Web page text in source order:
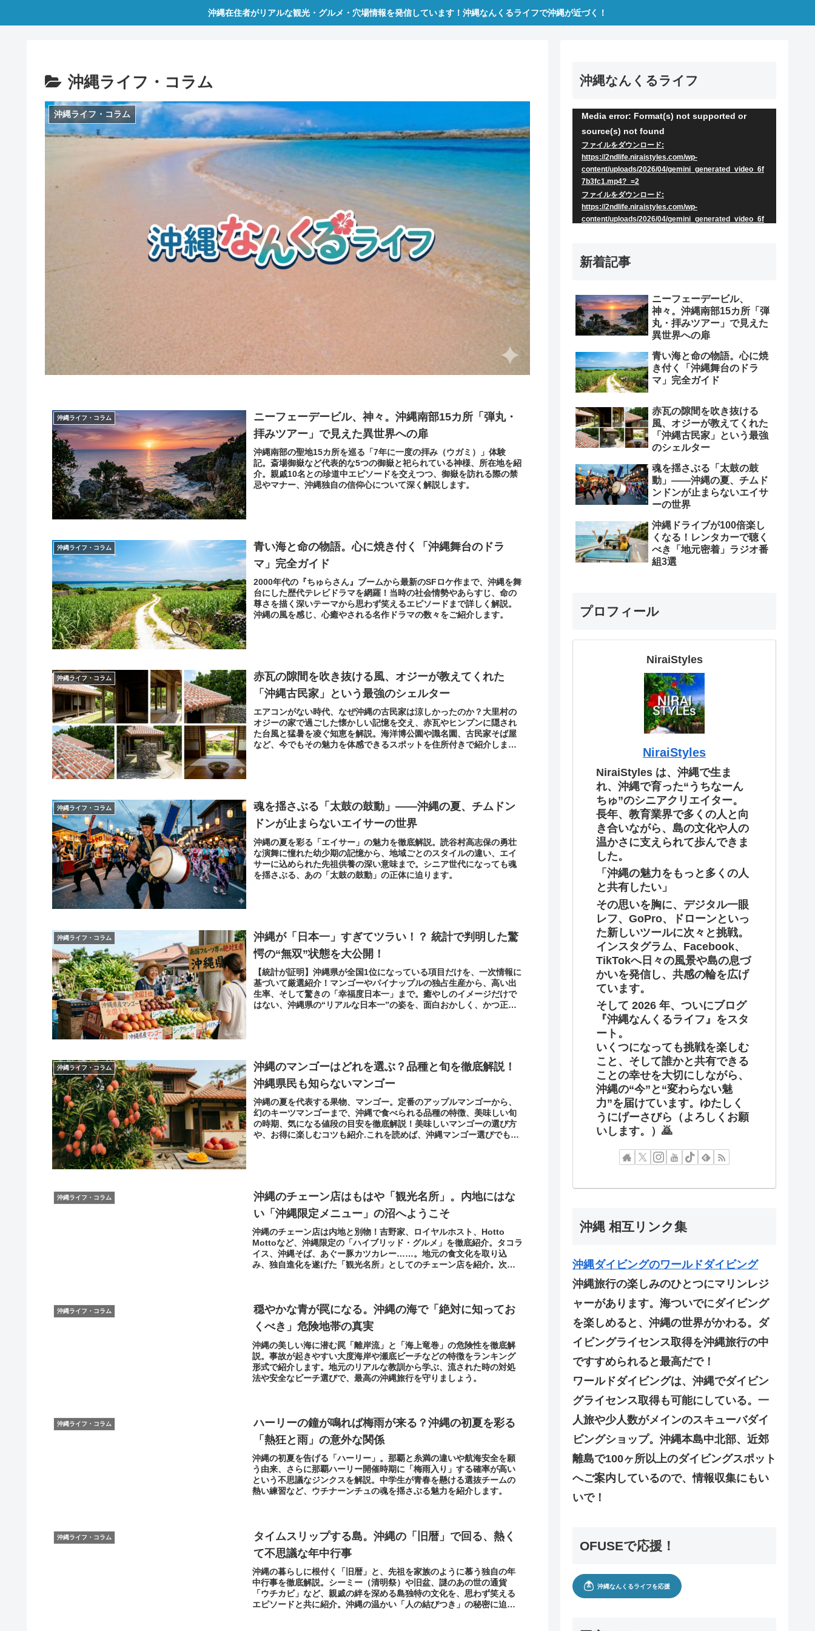
沖縄在住者がリアルな観光・グルメ・穴場情報を発信しています！沖縄なんくるライフで沖縄が近づく！
沖縄ライフ・コラム
沖縄ライフ・コラム
沖縄ライフ・コラム
ニーフェーデービル、神々。沖縄南部15カ所「弾丸・
拝みツアー」で見えた異世界への扉
沖縄南部の聖地15カ所を巡る「7年に一度の拝み（ウガミ）」体験
記。斎場御嶽など代表的な5つの御嶽と祀られている神様、所在地を紹
介。親戚10名との珍道中エピソードを交えつつ、御嶽を訪れる際の禁
忌やマナー、沖縄独自の信仰心について深く解説します。
沖縄ライフ・コラム
青い海と命の物語。心に焼き付く「沖縄舞台のドラ
マ」完全ガイド
2000年代の『ちゅらさん』ブームから最新のSFロケ作まで、沖縄を舞
台にした歴代テレビドラマを網羅！当時の社会情勢やあらすじ、命の
尊さを描く深いテーマから思わず笑えるエピソードまで詳しく解説。
沖縄の風を感じ、心癒やされる名作ドラマの数々をご紹介します。
沖縄ライフ・コラム
赤瓦の隙間を吹き抜ける風、オジーが教えてくれた
「沖縄古民家」という最強のシェルター
エアコンがない時代、なぜ沖縄の古民家は涼しかったのか？大里村の
オジーの家で過ごした懐かしい記憶を交え、赤瓦やヒンプンに隠され
た台風と猛暑を凌ぐ知恵を解説。海洋博公園や識名園、古民家そば屋
など、今でもその魅力を体感できるスポットを住所付きで紹介しま
沖縄ライフ・コラム
魂を揺さぶる「太鼓の鼓動」――沖縄の夏、チムドン
ドンが止まらないエイサーの世界
沖縄の夏を彩る「エイサー」の魅力を徹底解説。読谷村高志保の勇壮
な演舞に憧れた幼少期の記憶から、地域ごとのスタイルの違い、エイ
サーに込められた先祖供養の深い意味まで。シニア世代になっても魂
を揺さぶる、あの「太鼓の鼓動」の正体に迫ります。
沖縄ライフ・コラム
沖縄が「日本一」すぎてツラい！？ 統計で判明した驚
愕の“無双”状態を大公開！
【統計が証明】沖縄県が全国1位になっている項目だけを、一次情報に
基づいて厳選紹介！マンゴーやパイナップルの独占生産から、高い出
生率、そして驚きの「幸福度日本一」まで。癒やしのイメージだけで
はない、沖縄県の“リアルな日本一”の姿を、面白おかしく、かつ正確
沖縄ライフ・コラム
沖縄のマンゴーはどれを選ぶ？品種と旬を徹底解説！
沖縄県民も知らないマンゴー
​沖縄の夏を代表する果物、マンゴー。定番のアップルマンゴーから、
幻のキーツマンゴーまで、沖縄で食べられる品種の特徴、美味しい旬
の時期、気になる値段の目安を徹底解説！美味しいマンゴーの選び方
や、お得に楽しむコツも紹介.これを読めば、沖縄マンゴー選びでもう
沖縄ライフ・コラム
沖縄のチェーン店はもはや「観光名所」。内地にはな
い「沖縄限定メニュー」の沼へようこそ
​沖縄のチェーン店は内地と別物！吉野家、ロイヤルホスト、Hotto
Mottoなど、沖縄限定の「ハイブリッド・グルメ」を徹底紹介。タコラ
イス、沖縄そば、あぐー豚カツカレー……。地元の食文化を取り込
み、独自進化を遂げた「観光名所」としてのチェーン店を紹介。次の
沖縄ライフ・コラム
穏やかな青が罠になる。沖縄の海で「絶対に知ってお
くべき」危険地帯の真実
沖縄の美しい海に潜む罠「離岸流」と「海上竜巻」の危険性を徹底解
説。事故が起きやすい大度海岸や瀬底ビーチなどの特徴をランキング
形式で紹介します。地元のリアルな教訓から学ぶ、流された時の対処
法や安全なビーチ選びで、最高の沖縄旅行を守りましょう。
沖縄ライフ・コラム
ハーリーの鐘が鳴れば梅雨が来る？沖縄の初夏を彩る
「熱狂と雨」の意外な関係
沖縄の初夏を告げる「ハーリー」。那覇と糸満の違いや航海安全を願
う由来、さらに那覇ハーリー開催時期に「梅雨入り」する確率が高い
という不思議なジンクスを解説。中学生が青春を懸ける選抜チームの
熱い練習など、ウチナーンチュの魂を揺さぶる魅力を紹介します。
沖縄ライフ・コラム
タイムスリップする島。沖縄の「旧暦」で回る、熱く
て不思議な年中行事
沖縄の暮らしに根付く「旧暦」と、先祖を家族のように慕う独自の年
中行事を徹底解説。シーミー（清明祭）や旧盆、謎のあの世の通貨
「ウチカビ」など、親戚の絆を深める島独特の文化を、思わず笑える
エピソードと共に紹介。沖縄の温かい「人の結びつき」の秘密に迫り
沖縄なんくるライフ
動
画
プ
レ
ー
ヤ
Media error: Format(s) not supported or
source(s) not found
ファイルをダウンロード:
https://2ndlife.niraistyles.com/wp-
content/uploads/2026/04/gemini_generated_video_6f
7b3fc1.mp4?_=2
ファイルをダウンロード:
https://2ndlife.niraistyles.com/wp-
content/uploads/2026/04/gemini_generated_video_6f
新着記事
ニーフェーデービル、
神々。沖縄南部15カ所「弾
丸・拝みツアー」で見えた
異世界への扉
青い海と命の物語。心に焼
き付く「沖縄舞台のドラ
マ」完全ガイド
赤瓦の隙間を吹き抜ける
風、オジーが教えてくれた
「沖縄古民家」という最強
のシェルター
魂を揺さぶる「太鼓の鼓
動」――沖縄の夏、チムド
ンドンが止まらないエイサ
ーの世界
沖縄ドライブが100倍楽し
くなる！レンタカーで聴く
べき「地元密着」ラジオ番
組3選
プロフィール
NiraiStyles
NiraiStyles
NiraiStyles は、沖縄で生ま
れ、沖縄で育った“うちなーん
ちゅ”のシニアクリエイター。
長年、教育業界で多くの人と向
き合いながら、島の文化や人の
温かさに支えられて歩んできま
した。
「沖縄の魅力をもっと多くの人
と共有したい」
その思いを胸に、デジタル一眼
レフ、GoPro、ドローンといっ
た新しいツールに次々と挑戦。
インスタグラム、Facebook、
TikTokへ日々の風景や島の息づ
かいを発信し、共感の輪を広げ
ています。
そして 2026 年、ついにブログ
『沖縄なんくるライフ』をスタ
ート。
いくつになっても挑戦を楽しむ
こと、そして誰かと共有できる
ことの幸せを大切にしながら、
沖縄の“今”と“変わらない魅
力”を届けています。ゆたしく
うにげーさびら（よろしくお願
いします。）🙇
沖縄 相互リンク集
沖縄ダイビングのワールドダイビング
沖縄旅行の楽しみのひとつにマリンレジ
ャーがあります。海ついでにダイビング
を楽しめると、沖縄の世界がかわる。ダ
イビングライセンス取得を沖縄旅行の中
ですすめられると最高だで！
ワールドダイビングは、沖縄でダイビン
グライセンス取得も可能にしている。一
人旅や少人数がメインのスキューバダイ
ビングショップ。沖縄本島中北部、近郊
離島で100ヶ所以上のダイビングスポット
へご案内しているので、情報収集にもい
いで！
OFUSEで応援！